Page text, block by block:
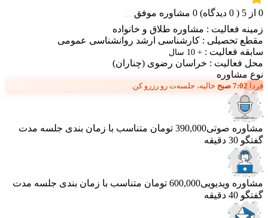
0 از 5
(
0 دیدگاه) 0 مشاوره موفق
زمینه فعالیت : مشاوره طلاق و خانواده
مقطع تحصیلی : کارشناسی ارشد روانشناسی عمومی
سابقه فعالیت : + 10 سال
محل فعالیت : خراسان رضوی (چناران)
نوع مشاوره
فردا 7:02 صبح خالیه، جلسه‌ت رو رزرو کن.
مشاوره صوتی390,000 تومان متناسب با زمان بندی جلسه مدت
گفتگو 30 دقیقه
مشاوره ویدیویی600,000 تومان متناسب با زمان بندی جلسه مدت
گفتگو 40 دقیقه